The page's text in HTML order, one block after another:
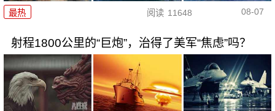
最热 阅读 11648 08-07
射程1800公里的“巨炮”，治得了美军“焦虑”吗？